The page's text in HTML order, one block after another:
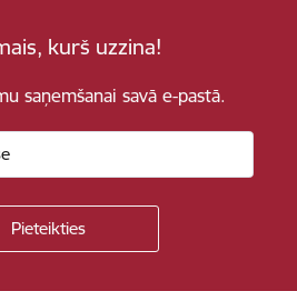
kurš uzzina!
saņemšanai savā e-pastā.